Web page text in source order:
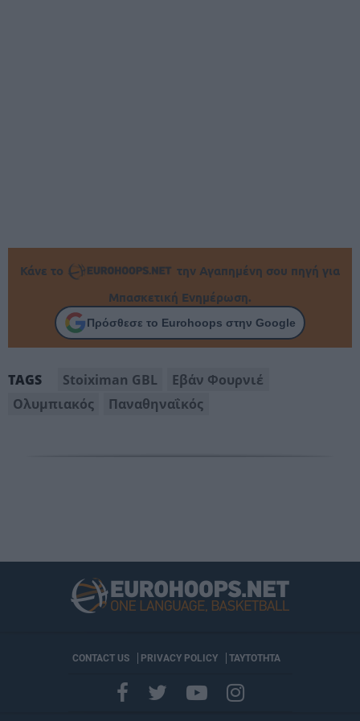
Κάνε το
την Αγαπημένη σου πηγή για
Μπασκετική Ενημέρωση.
Πρόσθεσε το Eurohoops στην Google
TAGS Stoiximan GBL
Εβάν Φουρνιέ
Ολυμπιακός
Παναθηναΐκός
CONTACT US PRIVACY POLICY ΤΑΥΤΟΤΗΤΑ